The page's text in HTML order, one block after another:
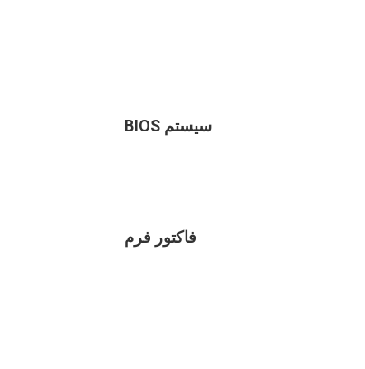
BIOS سیستم
فاکتور فرم